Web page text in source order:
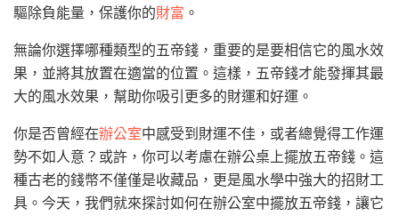
驅除負能量，保護你的財富 。
無論你選擇哪種類型的五帝錢，重要的是要相信它的風水效
果，並將其放置在適當的位置。這樣，五帝錢才能發揮其最
大的風水效果，幫助你吸引更多的財運和好運。
你是否曾經在辦公室中感受到財運不佳，或者總覺得工作運
勢不如人意？或許，你可以考慮在辦公桌上擺放五帝錢。這
種古老的錢幣不僅僅是收藏品，更是風水學中強大的招財工
具。今天，我們就來探討如何在辦公室中擺放五帝錢，讓它